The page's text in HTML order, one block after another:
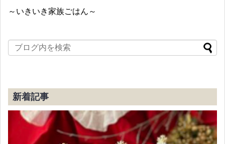
～いきいき家族ごはん～
新着記事